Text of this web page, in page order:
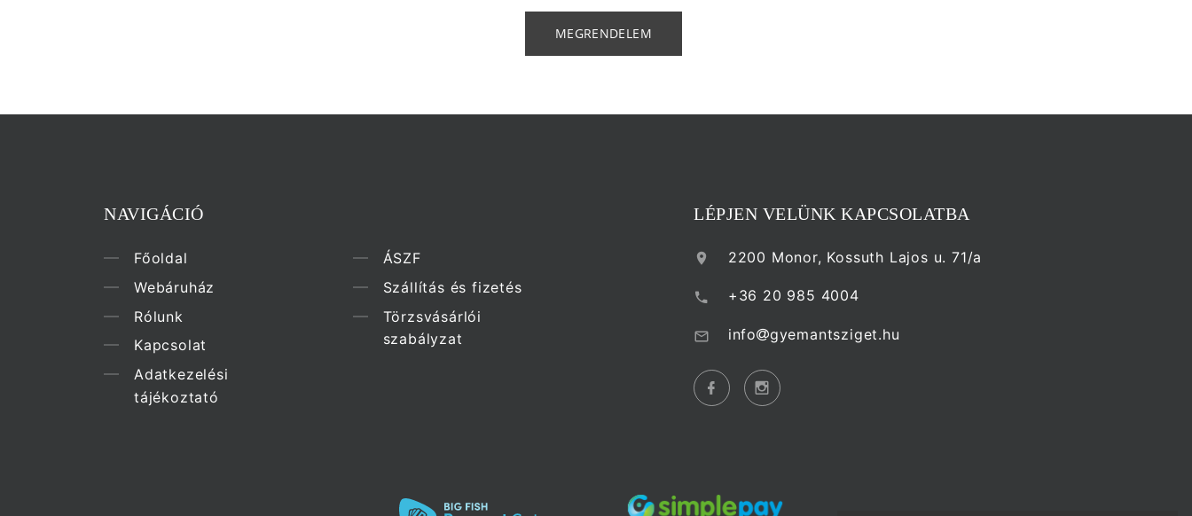
MEGRENDELEM
NAVIGÁCIÓ
Főoldal
Webáruház
Rólunk
Kapcsolat
Adatkezelési
tájékoztató
ÁSZF
Szállítás és fizetés
Törzsvásárlói
szabályzat
LÉPJEN VELÜNK KAPCSOLATBA
2200 Monor, Kossuth Lajos u. 71/a
+36 20 985 4004
info gyemantsziget.hu